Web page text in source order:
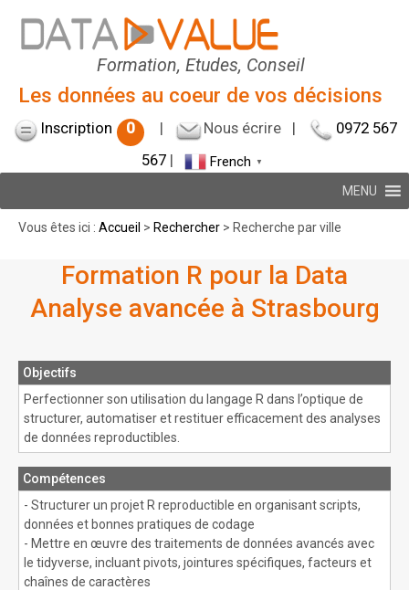
Formation, Etudes, Conseil
Les données au coeur de vos décisions
Inscription 0 | Nous écrire |
0972 567
567 | French ▼
MENU
Vous êtes ici : Accueil > Rechercher > Recherche par ville
Formation R pour la Data
Analyse avancée à Strasbourg
Objectifs
Perfectionner son utilisation du langage R dans l’optique de
structurer, automatiser et restituer efficacement des analyses
de données reproductibles.
Compétences
- Structurer un projet R reproductible en organisant scripts,
données et bonnes pratiques de codage
- Mettre en œuvre des traitements de données avancés avec
le tidyverse, incluant pivots, jointures spécifiques, facteurs et
chaînes de caractères